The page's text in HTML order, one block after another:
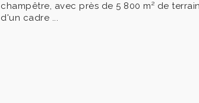
champêtre, avec près de 5 800 m² de
d'un cadre ...